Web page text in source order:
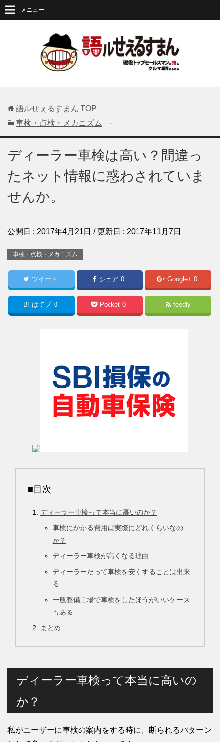
メニュー
語ルせぇるすまん TOP
車検・点検・メカニズム
ディーラー車検は高い？間違っ
たネット情報に惑わされていま
せんか。
公開日 : 2017年4月21日 / 更新日 : 2017年11月7日
車検・点検・メカニズム
ツイート シェア 0 Google+ 0
B! はてブ 0 Pocket 0 feedly
■目次
ディーラー車検って本当に高いのか？
車検にかかる費用は実際にどれくらいなの
か？
ディーラー車検が高くなる理由
ディーラーだって車検を安くすることは出来
る
一般整備工場で車検をしたほうがいいケース
もある
まとめ
ディーラー車検って本当に高いの
か？
私がユーザーに車検の案内をする時に、断られるパターン